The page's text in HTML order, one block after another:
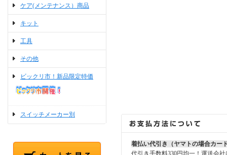
ケア(メンテナンス）商品
キット
工具
その他
ビックリ市！新品限定特価
スイッチメーカー別
着払い代引き（ヤマトの場合カー
代引き手数料330円均一！運送会